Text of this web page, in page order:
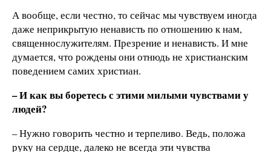
А вообще, если честно, то сейчас мы чувствуем иногда
даже неприкрытую ненависть по отношению к нам,
священнослужителям. Презрение и ненависть. И мне
думается, что рождены они отнюдь не христианским
поведением самих христиан.
– И как вы боретесь с этими милыми чувствами у
людей?
– Нужно говорить честно и терпеливо. Ведь, положа
руку на сердце, далеко не всегда эти чувства